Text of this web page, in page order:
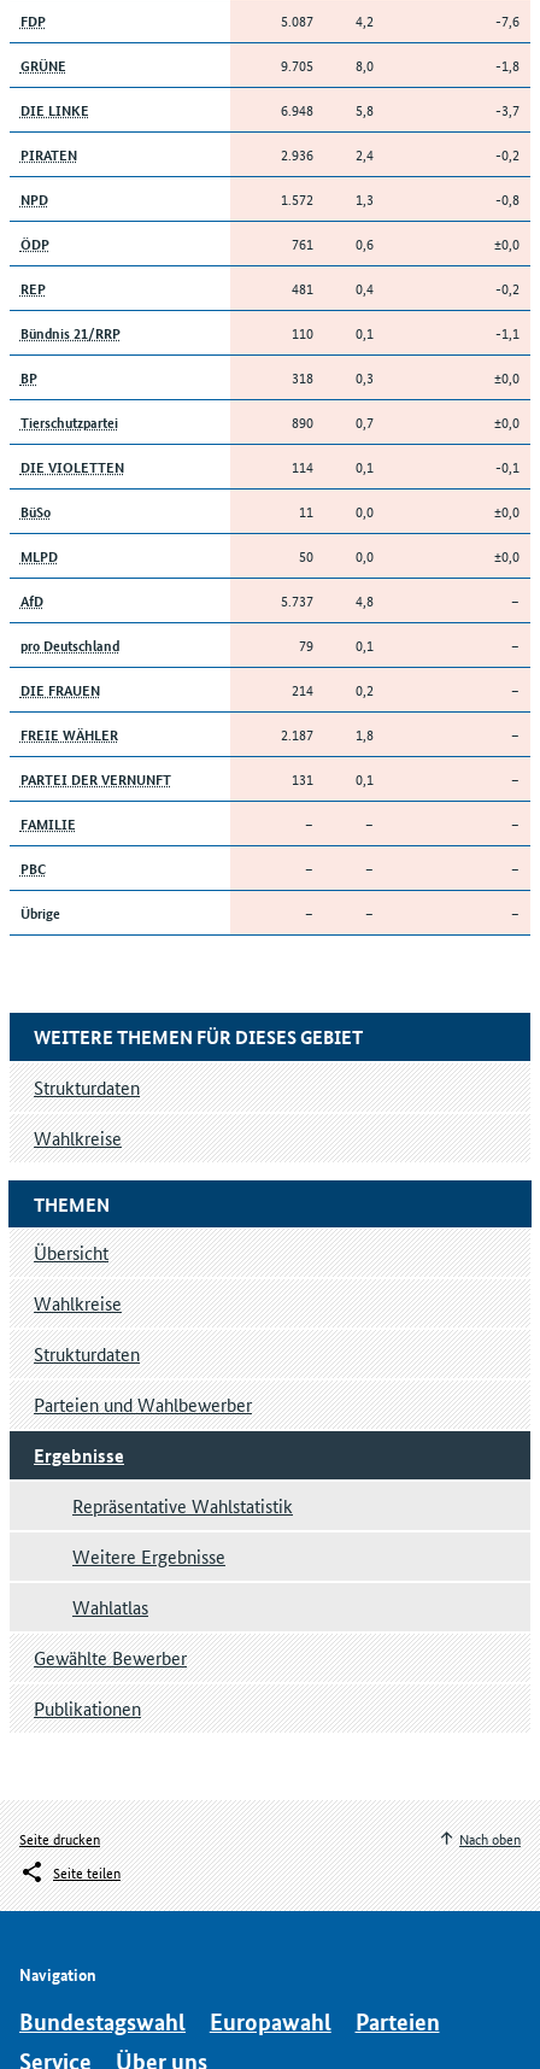
FDP 5.087 4,2 -7,6
GRÜNE 9.705 8,0 -1,8
DIE LINKE 6.948 5,8 -3,7
PIRATEN 2.936 2,4 -0,2
NPD 1.572 1,3 -0,8
ÖDP 761 0,6 ±0,0
REP 481 0,4 -0,2
Bündnis 21/RRP 110 0,1 -1,1
BP 318 0,3 ±0,0
Tierschutzpartei 890 0,7 ±0,0
DIE VIOLETTEN 114 0,1 -0,1
BüSo 11 0,0 ±0,0
MLPD 50 0,0 ±0,0
AfD 5.737 4,8 –
pro Deutschland 79 0,1 –
DIE FRAUEN 214 0,2 –
FREIE WÄHLER 2.187 1,8 –
PARTEI DER VERNUNFT 131 0,1 –
FAMILIE – – –
PBC – – –
Übrige – – –
THEMEN
Übersicht
Wahlkreise
Strukturdaten
Parteien und Wahlbewerber
Ergebnisse
Repräsentative Wahlstatistik
Weitere Ergebnisse
Wahlatlas
Gewählte Bewerber
Publikationen
WEITERE THEMEN FÜR DIESES GEBIET
Strukturdaten
Wahlkreise
Seite drucken
Seite teilen
Nach oben
Navigation
Bundestagswahl Europawahl
Parteien
Service
Über uns